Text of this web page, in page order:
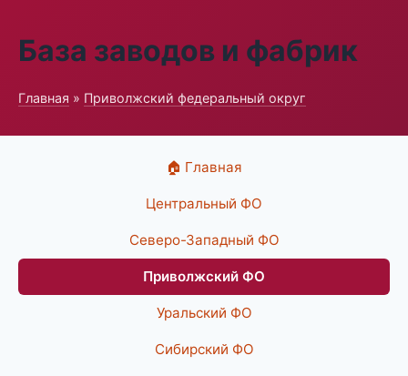
База заводов и фабрик
Главная » Приволжский федеральный округ
🏠 Главная
Центральный ФО
Северо-Западный ФО
Приволжский ФО
Уральский ФО
Сибирский ФО